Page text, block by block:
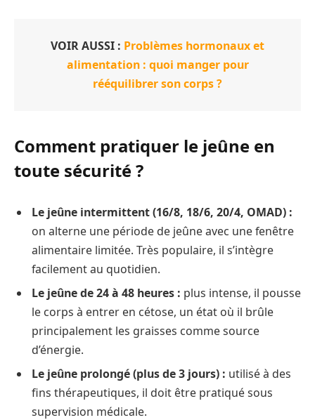
VOIR AUSSI : Problèmes hormonaux et
alimentation : quoi manger pour
rééquilibrer son corps ?
Comment pratiquer le jeûne en
toute sécurité ?
Le jeûne intermittent (16/8, 18/6, 20/4, OMAD) :
on alterne une période de jeûne avec une fenêtre
alimentaire limitée. Très populaire, il s’intègre
facilement au quotidien.
Le jeûne de 24 à 48 heures : plus intense, il pousse
le corps à entrer en cétose, un état où il brûle
principalement les graisses comme source
d’énergie.
Le jeûne prolongé (plus de 3 jours) : utilisé à des
fins thérapeutiques, il doit être pratiqué sous
supervision médicale.